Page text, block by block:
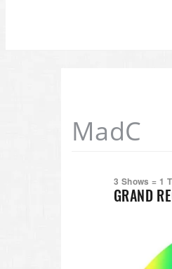
MadC
3 Shows = 1
GRAND